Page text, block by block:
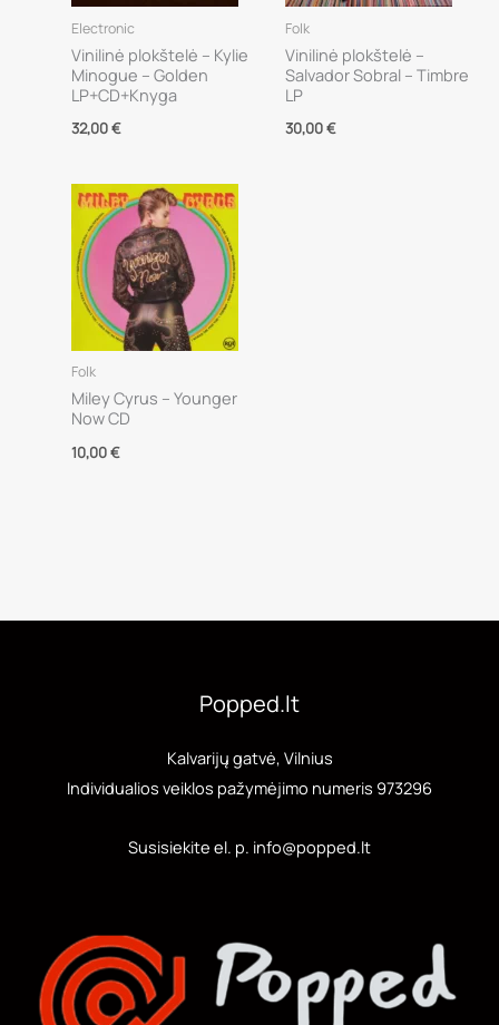
Electronic
Vinilinė plokštelė – Kylie
Minogue – Golden
LP+CD+Knyga
32,00€
Folk
Vinilinė plokštelė –
Salvador Sobral – Timbre
LP
30,00€
Folk
Miley Cyrus – Younger
Now CD
10,00€
Popped.lt
Kalvarijų gatvė, Vilnius
Individualios veiklos pažymėjimo numeris 973296
Susisiekite el. p. info@popped.lt